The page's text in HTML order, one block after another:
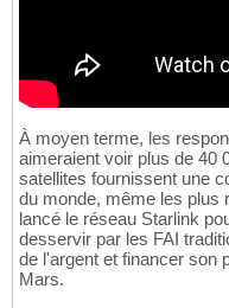
À moyen terme, les
aimeraient voir plus de 40
satellites fournissent une
du monde, même les plus
lancé le réseau Starlink
desservir par les FAI
de l'argent et financer son
Mars.